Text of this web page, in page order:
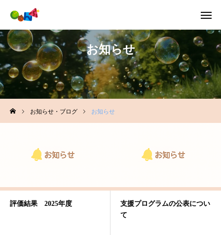
お知らせ
お知らせ・ブログ お知らせ
評価結果 2025年度
支援プログラムの公表につい
て
お問合せ 採用情報
LINE
トップページ
事業所一覧